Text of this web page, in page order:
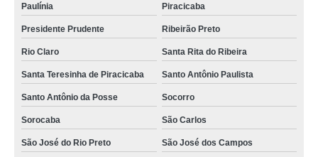
Paulínia Piracicaba
Presidente Prudente Ribeirão Preto
Rio Claro Santa Rita do Ribeira
Santa Teresinha de Piracicaba Santo Antônio Paulista
Santo Antônio da Posse Socorro
Sorocaba São Carlos
São José do Rio Preto São José dos Campos